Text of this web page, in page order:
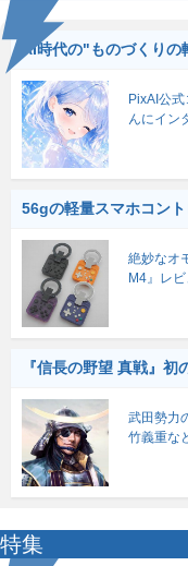
AI時代の"ものづくりの
PixAI公
んにイン
56gの軽量スマホコン
絶妙なオ
M4』レ
『信長の野望 真戦』
武田勢力
竹義重な
特集